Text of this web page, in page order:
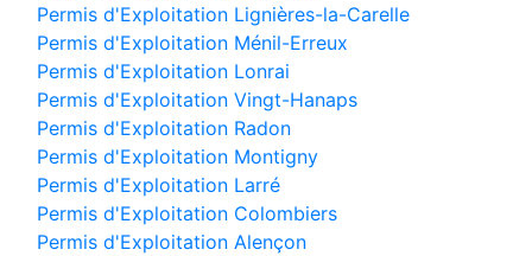
Permis d'Exploitation Lignières-la-Carelle
Permis d'Exploitation Ménil-Erreux
Permis d'Exploitation Lonrai
Permis d'Exploitation Vingt-Hanaps
Permis d'Exploitation Radon
Permis d'Exploitation Montigny
Permis d'Exploitation Larré
Permis d'Exploitation Colombiers
Permis d'Exploitation Alençon